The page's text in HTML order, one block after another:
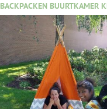
BACKPACKEN BUURTKAMER